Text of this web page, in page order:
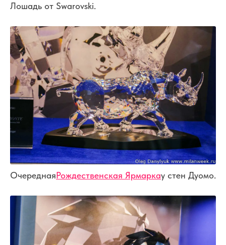
Лошадь от Swarovski.
ОчереднаяРождественская Ярмаркау стен Дуомо.